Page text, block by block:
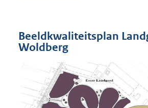
Beeldkwaliteitsplan
Woldberg